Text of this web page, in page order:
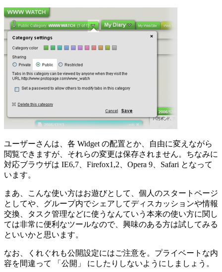
ユーザーさんは、各 Widget の配置とか、自由に変えながら
閲覧できますが、それらの変更は保存されません。ちなみに
対応ブラウザは IE6,7、Firefox1,2、Opera 9、Safari となって
います。
まあ、こんな使い方はお遊びとして、個人のスタートページ
としてや、グループ内でシェアしてディスカッションや情報
交換、タスク管理などに使うなんていう本来の使い方に関し
ては非常に便利なツールなので、興味のある方は試してみる
といいかと思います。
なお、くれぐれも公開設定にはご注意を。プライベートな内
容を間違って 「公開」 にしたりしないようにしましょう。